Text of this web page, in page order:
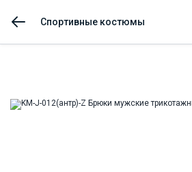
Спортивные костюмы